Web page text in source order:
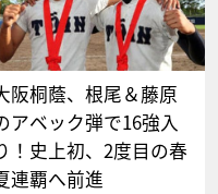
阪桐蔭、根尾＆藤原
アベック弾で16強入
！史上初、2度目の春
連覇へ前進